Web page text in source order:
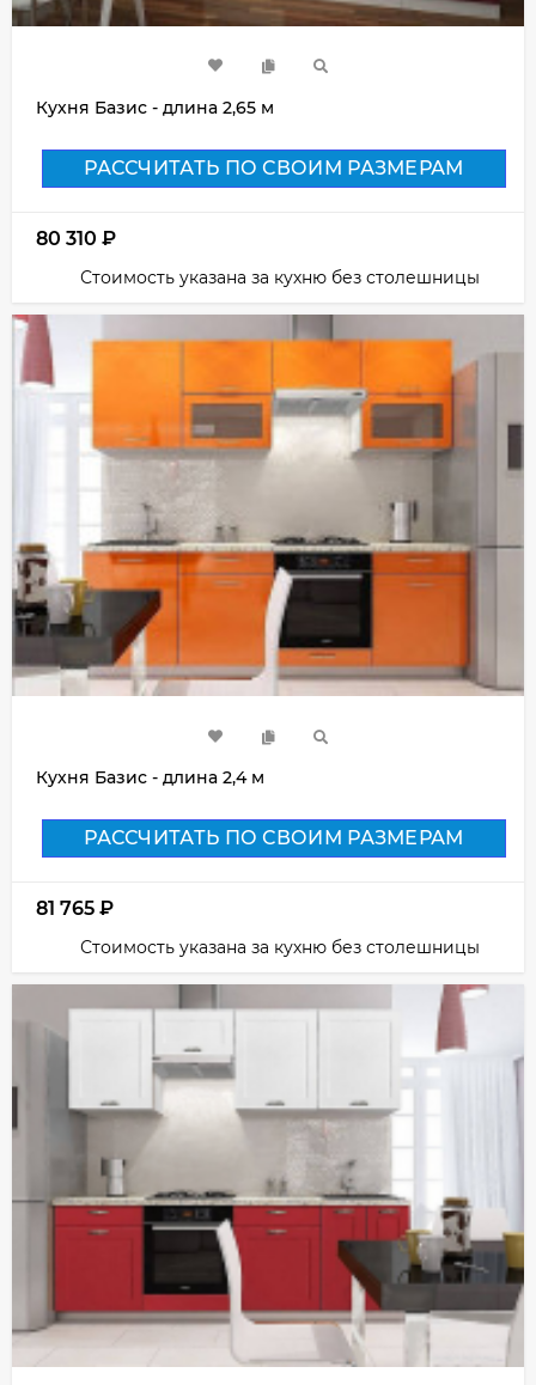
Кухня Базис - длина 2,65 м
РАССЧИТАТЬ ПО СВОИМ РАЗМЕРАМ
80 310 ₽
Стоимость указана за кухню без столешницы
Кухня Базис - длина 2,4 м
РАССЧИТАТЬ ПО СВОИМ РАЗМЕРАМ
81 765 ₽
Стоимость указана за кухню без столешницы